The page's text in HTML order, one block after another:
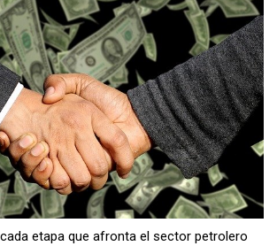
etapa que afronta el sector petrolero